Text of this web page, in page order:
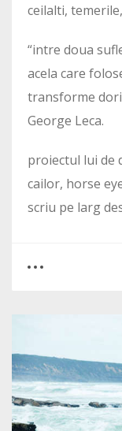
ceilalti,
“intre doua
acela care
transforme
George Leca.
proiectul lui de
cailor, horse
scriu pe larg
5472